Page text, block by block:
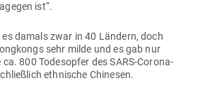
ist“.
damals zwar in 40 Ländern, doch
sehr milde und es gab nur
800 Todes­opfer des SARS-Corona-
eth­nische Chinesen.